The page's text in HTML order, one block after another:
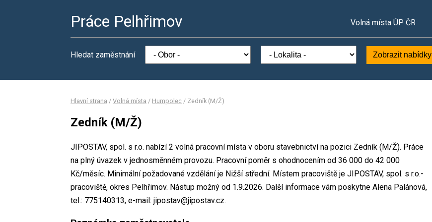
Práce Pelhřimov Volná místa ÚP ČR
Hledat zaměstnání Zobrazit nabídky
Hlavní strana / Volná místa / Humpolec / Zedník (M/Ž)
Zedník (M/Ž)
JIPOSTAV, spol. s r.o. nabízí 2 volná pracovní místa v oboru stavebnictví na pozici Zedník (M/Ž). Práce
na plný úvazek v jednosměnném provozu. Pracovní poměr s ohodnocením od 36 000 do 42 000
Kč/měsíc. Minimální požadované vzdělání je Nižší střední. Místem pracoviště je JIPOSTAV, spol. s r.o.-
pracoviště, okres Pelhřimov. Nástup možný od 1.9.2026. Další informace vám poskytne Alena Palánová,
tel.: 775140313, e-mail: jipostav@jipostav.cz.